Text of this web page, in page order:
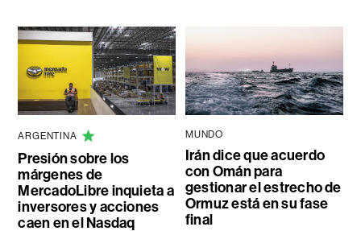
ARGENTINA
Presión sobre los
márgenes de
MercadoLibre inquieta a
inversores y acciones
caen en el Nasdaq
MUNDO
Irán dice que acuerdo
con Omán para
gestionar el estrecho de
Ormuz está en su fase
final